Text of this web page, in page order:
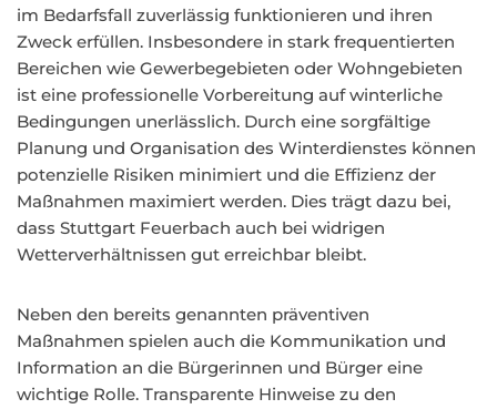
im Bedarfsfall zuverlässig funktionieren und ihren
Zweck erfüllen. Insbesondere in stark frequentierten
Bereichen wie Gewerbegebieten oder Wohngebieten
ist eine professionelle Vorbereitung auf winterliche
Bedingungen unerlässlich. Durch eine sorgfältige
Planung und Organisation des Winterdienstes können
potenzielle Risiken minimiert und die Effizienz der
Maßnahmen maximiert werden. Dies trägt dazu bei,
dass Stuttgart Feuerbach auch bei widrigen
Wetterverhältnissen gut erreichbar bleibt.
Neben den bereits genannten präventiven
Maßnahmen spielen auch die Kommunikation und
Information an die Bürgerinnen und Bürger eine
wichtige Rolle. Transparente Hinweise zu den